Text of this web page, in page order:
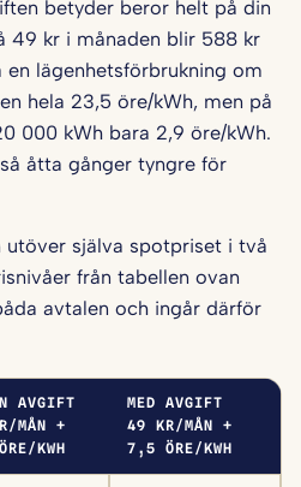
betyder beror helt på din
49 kr i månaden blir 588 kr
lägenhetsförbrukning om
hela 23,5 öre/kWh, men på
000 kWh bara 2,9 öre/kWh.
åtta gånger tyngre för
utöver själva spotpriset i två
från tabellen ovan
avtalen och ingår därför
AVGIFT
MÅN +
KWH
MED AVGIFT
49 KR/MÅN +
7,5 ÖRE/KWH